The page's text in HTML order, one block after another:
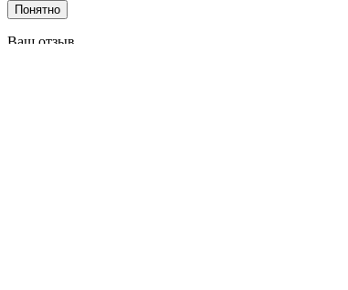
Понятно
Ваш отзыв